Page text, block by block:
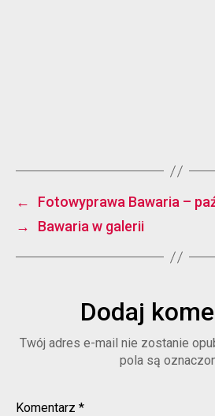
←
Fotowyprawa Bawaria –
→
Bawaria w galerii
Dodaj
Twój adres e-mail nie zostanie
pola są
Komentarz *